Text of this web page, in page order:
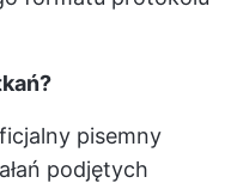
pisemny
podjętych